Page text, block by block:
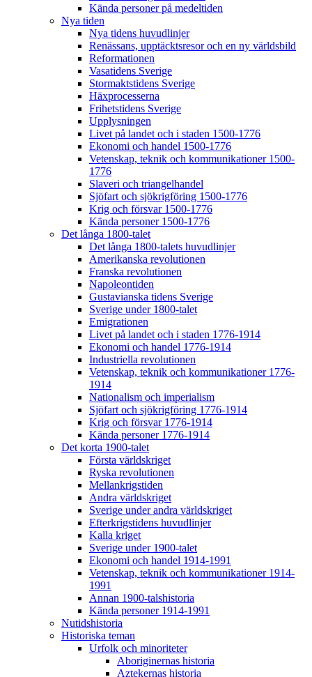
Kända personer på medeltiden
Nya tiden
Nya tidens huvudlinjer
Renässans, upptäcktsresor och en ny världsbild
Reformationen
Vasatidens Sverige
Stormaktstidens Sverige
Häxprocesserna
Frihetstidens Sverige
Upplysningen
Livet på landet och i staden 1500-1776
Ekonomi och handel 1500-1776
Vetenskap, teknik och kommunikationer 1500-
1776
Slaveri och triangelhandel
Sjöfart och sjökrigföring 1500-1776
Krig och försvar 1500-1776
Kända personer 1500-1776
Det långa 1800-talet
Det långa 1800-talets huvudlinjer
Amerikanska revolutionen
Franska revolutionen
Napoleontiden
Gustavianska tidens Sverige
Sverige under 1800-talet
Emigrationen
Livet på landet och i staden 1776-1914
Ekonomi och handel 1776-1914
Industriella revolutionen
Vetenskap, teknik och kommunikationer 1776-
1914
Nationalism och imperialism
Sjöfart och sjökrigföring 1776-1914
Krig och försvar 1776-1914
Kända personer 1776-1914
Det korta 1900-talet
Första världskriget
Ryska revolutionen
Mellankrigstiden
Andra världskriget
Sverige under andra världskriget
Efterkrigstidens huvudlinjer
Kalla kriget
Sverige under 1900-talet
Ekonomi och handel 1914-1991
Vetenskap, teknik och kommunikationer 1914-
1991
Annan 1900-talshistoria
Kända personer 1914-1991
Nutidshistoria
Historiska teman
Urfolk och minoriteter
Aboriginernas historia
Aztekernas historia